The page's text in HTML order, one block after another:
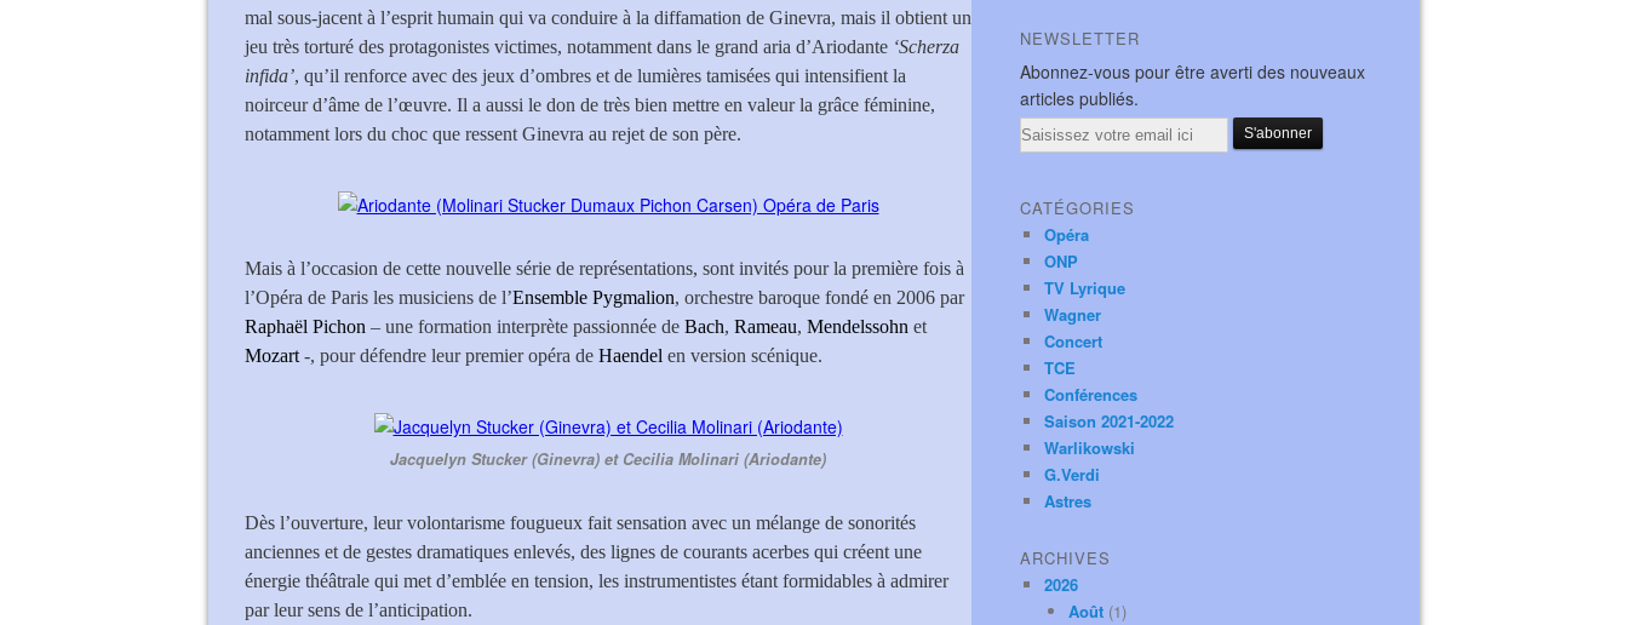
mal sous-jacent à l’esprit humain qui va conduire à la diffamation de Ginevra, mais il obtient un
jeu très torturé des protagonistes victimes, notamment dans le grand aria d’Ariodante ‘Scherza
infida’, qu’il renforce avec des jeux d’ombres et de lumières tamisées qui intensifient la
noirceur d’âme de l’œuvre. Il a aussi le don de très bien mettre en valeur la grâce féminine,
notamment lors du choc que ressent Ginevra au rejet de son père.
Mais à l’occasion de cette nouvelle série de représentations, sont invités pour la première fois à
l’Opéra de Paris les musiciens de l’Ensemble Pygmalion, orchestre baroque fondé en 2006 par
Raphaël Pichon – une formation interprète passionnée de Bach, Rameau, Mendelssohn et
Mozart -, pour défendre leur premier opéra de Haendel en version scénique.
Jacquelyn Stucker (Ginevra) et Cecilia Molinari (Ariodante)
Dès l’ouverture, leur volontarisme fougueux fait sensation avec un mélange de sonorités
anciennes et de gestes dramatiques enlevés, des lignes de courants acerbes qui créent une
énergie théâtrale qui met d’emblée en tension, les instrumentistes étant formidables à admirer
par leur sens de l’anticipation.
NEWSLETTER
Abonnez-vous pour être averti des nouveaux
articles publiés.
Email
CATÉGORIES
Opéra
ONP
TV Lyrique
Wagner
Concert
TCE
Conférences
Saison 2021-2022
Warlikowski
G.Verdi
Astres
ARCHIVES
2026
Août (1)